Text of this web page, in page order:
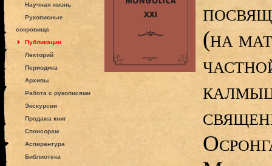
Научная жизнь
Рукописные
сокровища
Публикации
Лекторий
Периодика
Архивы
Работа с рукописями
Экскурсии
Продажа книг
Спонсорам
Аспирантура
Библиотека
(на